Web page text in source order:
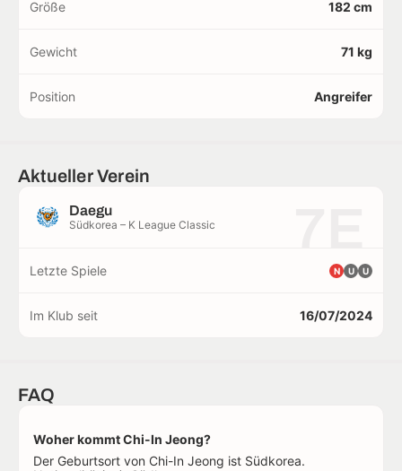
Größe 182 cm
Gewicht 71 kg
Position Angreifer
Aktueller Verein
Daegu
Südkorea – K League Classic
Letzte Spiele N U U
Im Klub seit 16/07/2024
FAQ
Woher kommt Chi-In Jeong?
Der Geburtsort von Chi-In Jeong ist Südkorea.